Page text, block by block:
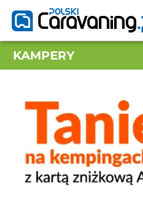
KAMPERY